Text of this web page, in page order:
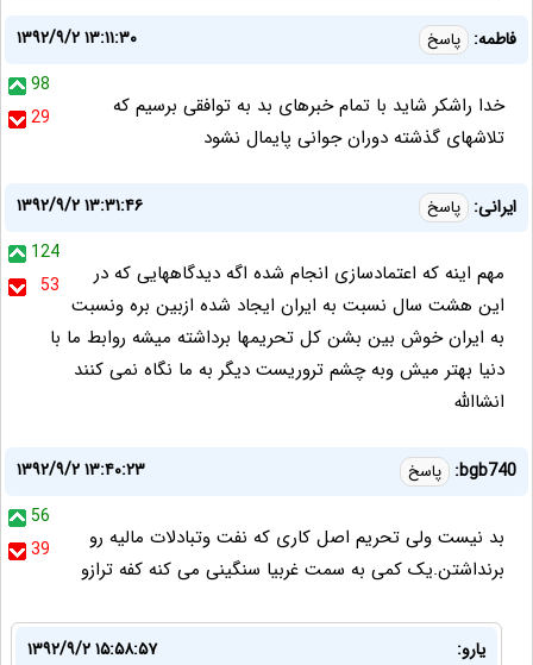
فاطمه: پاسخ
۱۳۹۲/۹/۲ ۱۳:۱۱:۳۰
98
29
خدا راشکر شاید با تمام خبرهای بد به توافقی برسیم که
تلاشهای گذشته دوران جوانی پایمال نشود
ایرانی: پاسخ
۱۳۹۲/۹/۲ ۱۳:۳۱:۴۶
124
53
مهم اینه که اعتمادسازی انجام شده اگه دیدگاههایی که در
این هشت سال نسبت به ایران ایجاد شده ازبین بره ونسبت
به ایران خوش بین بشن کل تحریمها برداشته میشه روابط ما با
دنیا بهتر میش وبه چشم تروریست دیگر به ما نگاه نمی کنند
انشاالله
bgb740: پاسخ
۱۳۹۲/۹/۲ ۱۳:۴۰:۲۳
56
39
بد نیست ولی تحریم اصل کاری که نفت وتبادلات مالیه رو
برنداشتن.یک کمی به سمت غربیا سنگینی می کنه کفه ترازو
یارو:
۱۳۹۲/۹/۲ ۱۵:۵۸:۵۷